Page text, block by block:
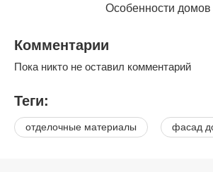
Особенности домов
Комментарии
Пока никто не оставил комментарий
Теги:
отделочные материалы фасад